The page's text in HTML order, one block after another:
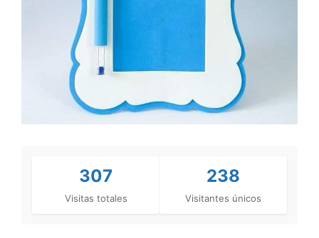
307
Visitas totales
238
Visitantes únicos